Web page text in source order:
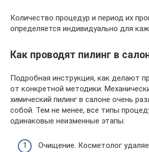
Количество процедур и период их
определяется индивидуально для
Как проводят пилинг в
Подробная инструкция, как делают
от конкретной методики.
химический пилинг в салоне очень
собой. Тем не менее, все типы
одинаковые неизменные этапы:
Очищение. Косметолог